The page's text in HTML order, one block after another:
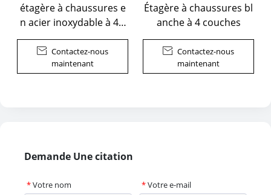
étagère à chaussures e
n acier inoxydable à 4 c
ouches
 Contactez-nous
maintenant
Étagère à chaussures bl
anche à 4 couches
 Contactez-nous
maintenant
Demande Une citation
*Votre nom *Votre e-mail